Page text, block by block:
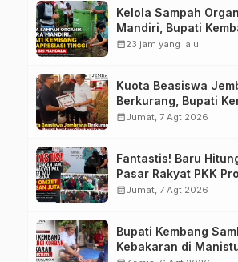
Kelola Sampah
Mandiri, Bupati
Apresiasi Tinggi
calendar_month23 jam yang lalu
Kuota Beasiswa
Berkurang, Bupati
Siapkan Upaya
calendar_monthJumat, 7 Agt 2026
Fantastis! Baru
Pasar Rakyat PKK
Jembrana Raup
calendar_monthJumat, 7 Agt 2026
Bupati Kembang
Kebakaran di